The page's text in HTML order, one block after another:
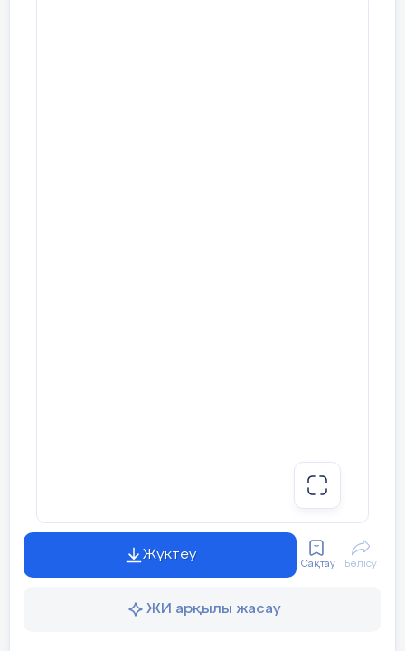
Жүктеу
Сақтау Бөлісу
ЖИ арқылы жасау